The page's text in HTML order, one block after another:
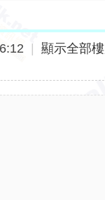
顯示全部